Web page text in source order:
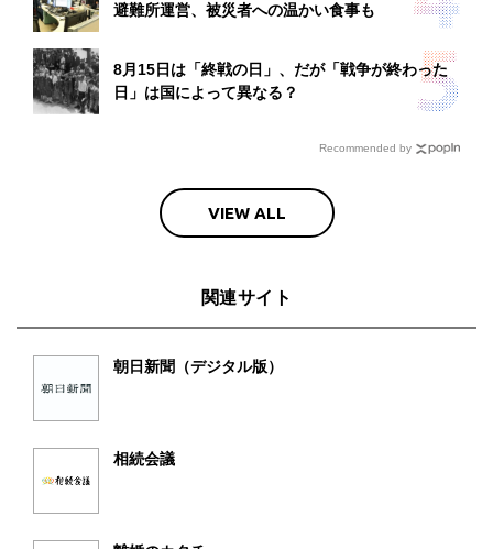
避難所運営、被災者への温かい食事も
8月15日は「終戦の日」、だが「戦争が終わった
日」は国によって異なる？
Recommended by
VIEW ALL
関連サイト
朝日新聞（デジタル版）
相続会議